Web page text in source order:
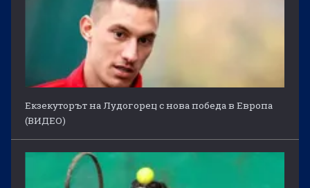
Екзекуторът на Лудогорец с нова победа в Европа
(ВИДЕО)